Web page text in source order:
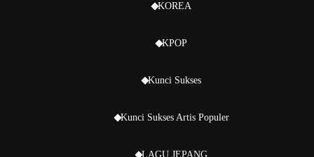
KOREA
KPOP
Kunci Sukses
Kunci Sukses Artis Populer
LAGU JEPANG